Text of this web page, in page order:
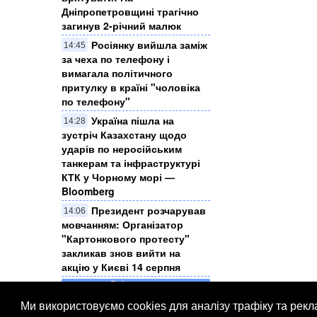
Ми використовуємо cookies для аналізу трафіку та
Дніпропетровщині трагічно
загинув 2-річний малюк
14:45
Росіянку вийшла заміж
за чеха по телефону і
вимагала політичного
притулку в країні "чоловіка
по телефону"
14:28 Україна пішла на
зустріч Казахстану щодо
ударів по неросійським
танкерам та інфраструктурі
КТК у Чорному морі —
Bloomberg
14:06
Президент розчарував
мовчанням: Організатор
"Картонкового протесту"
закликав знов вийти на
акцію у Києві 14 серпня
Всі новини